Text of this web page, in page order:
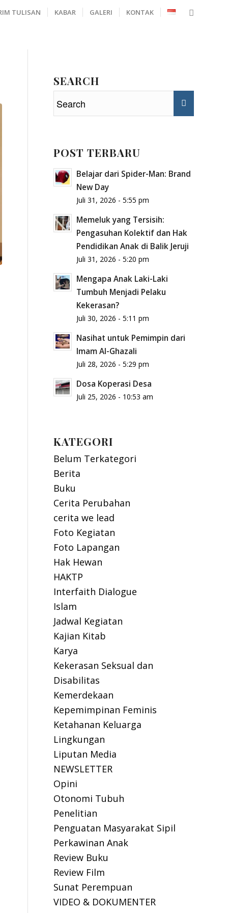
TULISAN KABAR GALERI KONTAK
SEARCH
POST TERBARU
Belajar dari Spider-Man: Brand
New Day
Juli 31, 2026 - 5:55 pm
Memeluk yang Tersisih:
Pengasuhan Kolektif dan Hak
Pendidikan Anak di Balik Jeruji
Juli 31, 2026 - 5:20 pm
Mengapa Anak Laki-Laki
Tumbuh Menjadi Pelaku
Kekerasan?
Juli 30, 2026 - 5:11 pm
Nasihat untuk Pemimpin dari
Imam Al-Ghazali
Juli 28, 2026 - 5:29 pm
Dosa Koperasi Desa
Juli 25, 2026 - 10:53 am
KATEGORI
Belum Terkategori
Berita
Buku
Cerita Perubahan
cerita we lead
Foto Kegiatan
Foto Lapangan
Hak Hewan
HAKTP
Interfaith Dialogue
Islam
Jadwal Kegiatan
Kajian Kitab
Karya
Kekerasan Seksual dan
Disabilitas
Kemerdekaan
Kepemimpinan Feminis
Ketahanan Keluarga
Lingkungan
Liputan Media
NEWSLETTER
Opini
Otonomi Tubuh
Penelitian
Penguatan Masyarakat Sipil
Perkawinan Anak
Review Buku
Review Film
Sunat Perempuan
VIDEO & DOKUMENTER